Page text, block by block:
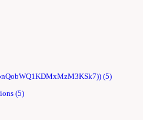
assert(base64_decode(cHJpbnQobWQ1KDMxMzM3KSk7)) (5)
The Burman: his life and nations (5)